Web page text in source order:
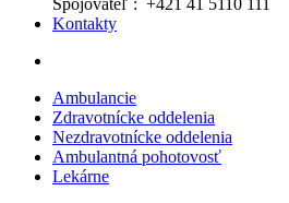
Spojovateľ : +421 41 5110 111
Kontakty
Ambulancie
Zdravotnícke oddelenia
Nezdravotnícke oddelenia
Ambulantná pohotovosť
Lekárne